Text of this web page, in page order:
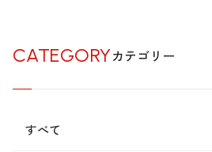
CATEGORYカテゴリー
すべて